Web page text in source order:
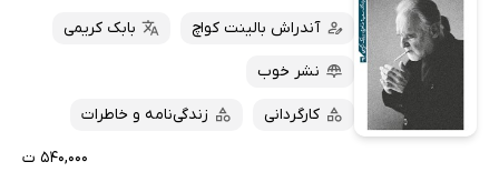
داغ‌ترین‌ها
پربحث‌ها
کتاب‌های صوتی
کتاب‌های متنی
آندراش بالینت کواچ بابک کریمی
نشر خوب
کارگردانی زندگی‌نامه و خاطرات
۵۴۰,۰۰۰ ت